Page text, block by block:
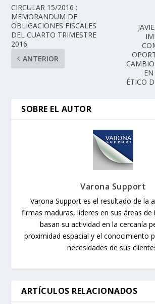
CIRCULAR 15/2016 :
MEMORANDUM DE
OBLIGACIONES FISCALES
DEL CUARTO TRIMESTRE
2016
ANTERIOR
ÉTICO
SOBRE EL AUTOR
Varona Support
Varona Support es el resultado de la
firmas maduras, líderes en sus áreas de
basan su actividad en la cercanía
proximidad espacial y el conocimiento
necesidades de sus
ARTÍCULOS RELACIONADOS